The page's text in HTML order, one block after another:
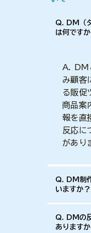
Q. DM（
は何ですか
A. DM
み顧客
る販促
商品案
報を直
反応に
があり
Q. DM制
いますか？
Q. DMの
ありますか